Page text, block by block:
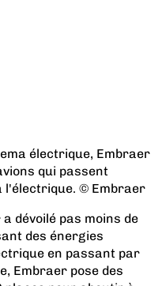
électrique, Embraer
qui passent
l'électrique. © Embraer
dévoilé pas moins de
des énergies
en passant par
Embraer pose des